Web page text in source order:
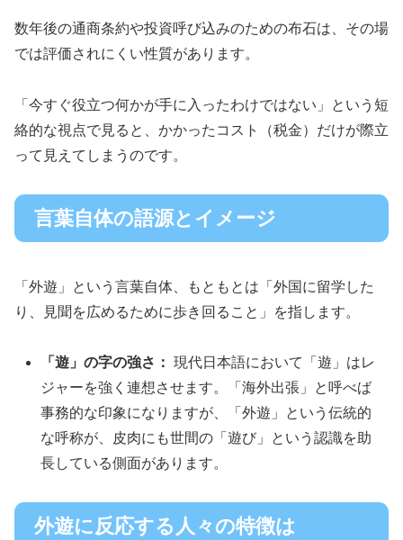
数年後の通商条約や投資呼び込みのための布石は、その場
では評価されにくい性質があります。
「今すぐ役立つ何かが手に入ったわけではない」という短
絡的な視点で見ると、かかったコスト（税金）だけが際立
って見えてしまうのです。
言葉自体の語源とイメージ
「外遊」という言葉自体、もともとは「外国に留学した
り、見聞を広めるために歩き回ること」を指します。
「遊」の字の強さ： 現代日本語において「遊」はレ
ジャーを強く連想させます。「海外出張」と呼べば
事務的な印象になりますが、「外遊」という伝統的
な呼称が、皮肉にも世間の「遊び」という認識を助
長している側面があります。
外遊に反応する人々の特徴は